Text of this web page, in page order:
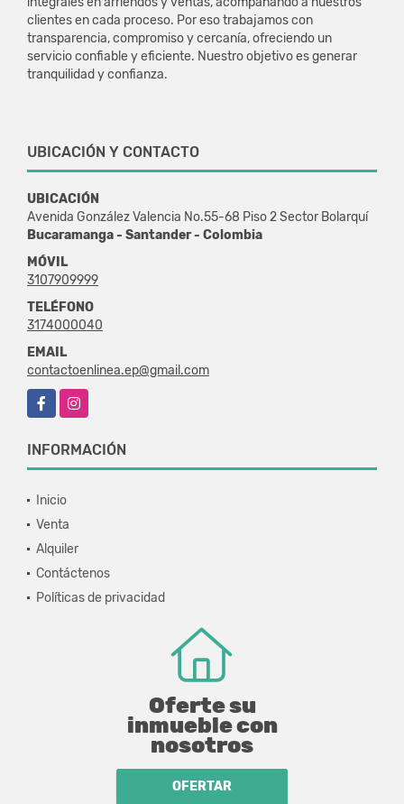
clientes en cada proceso. Por eso trabajamos con
transparencia, compromiso y cercanía, ofreciendo un
servicio confiable y eficiente. Nuestro objetivo es generar
tranquilidad y confianza.
UBICACIÓN Y CONTACTO
UBICACIÓN
Avenida González Valencia No.55-68 Piso 2 Sector Bolarquí
Bucaramanga - Santander - Colombia
MÓVIL
3107909999
TELÉFONO
3174000040
EMAIL
contactoenlinea.ep@gmail.com
FacebookInstagram
INFORMACIÓN
Inicio
Venta
Alquiler
Contáctenos
Políticas de privacidad
Oferte su
inmueble con
nosotros
OFERTAR